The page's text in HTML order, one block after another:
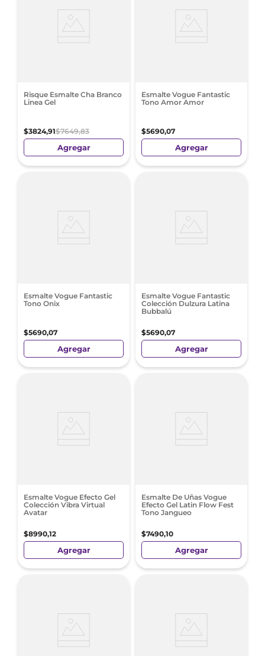
Risque Esmalte Cha Branco
Linea Gel
$3824,91$7649,83
Agregar
Esmalte Vogue Fantastic
Tono Amor Amor
$5690,07
Agregar
Esmalte Vogue Fantastic
Tono Onix
$5690,07
Agregar
Esmalte Vogue Fantastic
Colección Dulzura Latina
Bubbalú
$5690,07
Agregar
Esmalte Vogue Efecto Gel
Colección Vibra Virtual
Avatar
$8990,12
Agregar
Esmalte De Uñas Vogue
Efecto Gel Latin Flow Fest
Tono Jangueo
$7490,10
Agregar